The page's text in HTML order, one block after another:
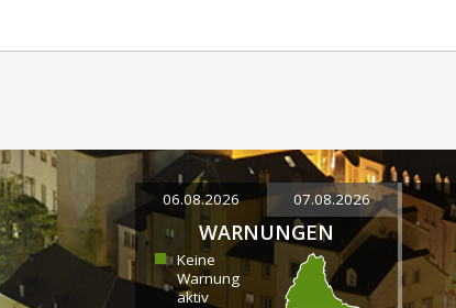
06.08.2026 07.08.2026
WARNUNGEN
Keine
Warnung
aktiv